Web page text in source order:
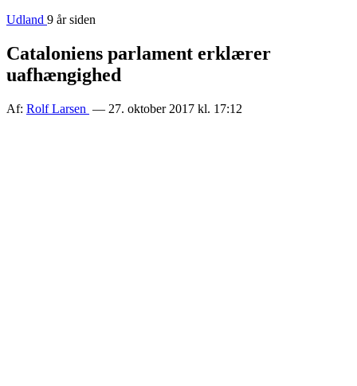
Udland 9 år siden
Cataloniens parlament erklærer
uafhængighed
Af: Rolf Larsen — 27. oktober 2017 kl. 17:12